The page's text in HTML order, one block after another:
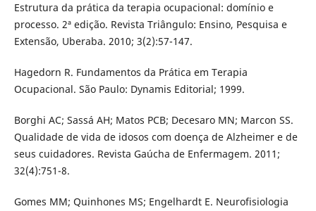
Estrutura da prática da terapia ocupacional: domínio e
processo. 2ª edição. Revista Triângulo: Ensino, Pesquisa e
Extensão, Uberaba. 2010; 3(2):57-147.
Hagedorn R. Fundamentos da Prática em Terapia
Ocupacional. São Paulo: Dynamis Editorial; 1999.
Borghi AC; Sassá AH; Matos PCB; Decesaro MN; Marcon SS.
Qualidade de vida de idosos com doença de Alzheimer e de
seus cuidadores. Revista Gaúcha de Enfermagem. 2011;
32(4):751-8.
Gomes MM; Quinhones MS; Engelhardt E. Neurofisiologia